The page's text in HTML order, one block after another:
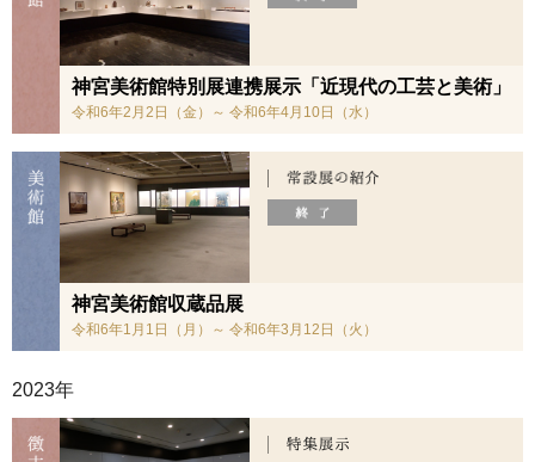
神宮美術館特別展連携展示「近現代の工芸と美術」
令和6年2月2日（金）～ 令和6年4月10日（水）
神宮美術館収蔵品展
令和6年1月1日（月）～ 令和6年3月12日（火）
2023年